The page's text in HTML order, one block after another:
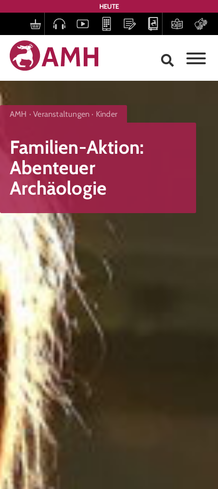
HEUTE
AMH Veranstaltungen Kinder
Familien-Aktion:
Abenteuer
Archäologie